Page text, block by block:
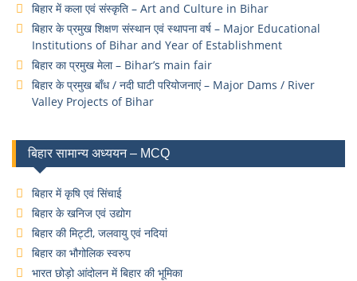
बिहार में कला एवं संस्कृति – Art and Culture in Bihar
बिहार के प्रमुख शिक्षण संस्थान एवं स्थापना वर्ष – Major Educational
Institutions of Bihar and Year of Establishment
बिहार का प्रमुख मेला – Bihar’s main fair
बिहार के प्रमुख बाँध / नदी घाटी परियोजनाएं – Major Dams / River
Valley Projects of Bihar
बिहार सामान्य अध्ययन – MCQ
बिहार में कृषि एवं सिंचाई
बिहार के खनिज एवं उद्योग
बिहार की मिट्टी, जलवायु एवं नदियां
बिहार का भौगोलिक स्वरुप
भारत छोड़ो आंदोलन में बिहार की भूमिका